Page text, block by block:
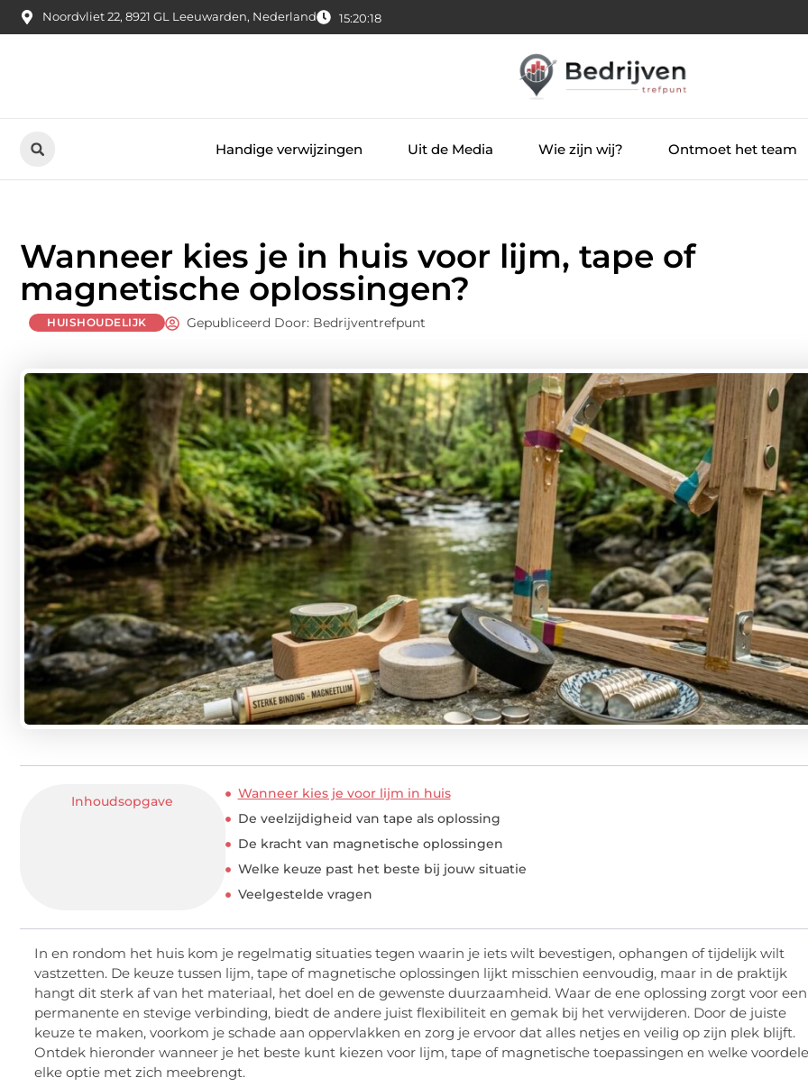
Noordvliet 22, 8921 GL Leeuwarden, Nederland 15:20:20
Handige verwijzingen Uit de Media Wie zijn wij? Ontmoet het team
Wanneer kies je in huis voor lijm, tape of
magnetische oplossingen?
HUISHOUDELIJK Gepubliceerd Door: Bedrijventrefpunt
Inhoudsopgave
Wanneer kies je voor lijm in huis
De veelzijdigheid van tape als oplossing
De kracht van magnetische oplossingen
Welke keuze past het beste bij jouw situatie
Veelgestelde vragen
In en rondom het huis kom je regelmatig situaties tegen waarin je iets wilt bevestigen, ophangen of tijdelijk wilt
vastzetten. De keuze tussen lijm, tape of magnetische oplossingen lijkt misschien eenvoudig, maar in de praktijk
hangt dit sterk af van het materiaal, het doel en de gewenste duurzaamheid. Waar de ene oplossing zorgt voor een
permanente en stevige verbinding, biedt de andere juist flexibiliteit en gemak bij het verwijderen. Door de juiste
keuze te maken, voorkom je schade aan oppervlakken en zorg je ervoor dat alles netjes en veilig op zijn plek blijft.
Ontdek hieronder wanneer je het beste kunt kiezen voor lijm, tape of magnetische toepassingen en welke
elke optie met zich meebrengt.